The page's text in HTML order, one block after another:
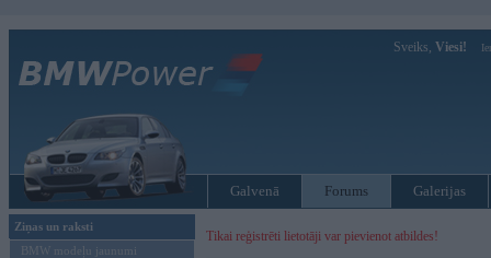
Sveiks, Viesi!
Galvenā Forums Galerijas
Ziņas un raksti
BMW modeļu jaunumi
Tikai reģistrēti lietotāji var pievienot atbildes!